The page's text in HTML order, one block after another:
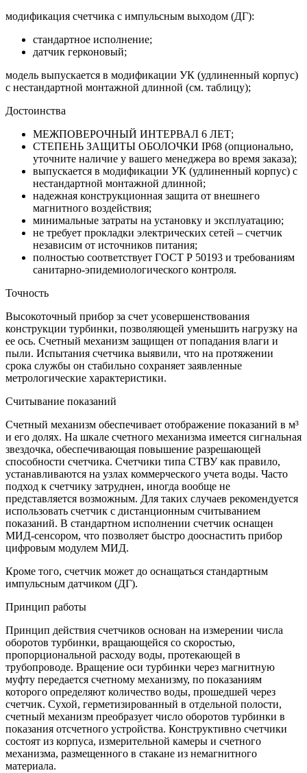
модификация счетчика с импульсным выходом (ДГ):
стандартное исполнение;
датчик герконовый;
модель выпускается в модификации УК (удлиненный корпус)
с нестандартной монтажной длинной (см. таблицу);
Достоинства
МЕЖПОВЕРОЧНЫЙ ИНТЕРВАЛ 6 ЛЕТ;
СТЕПЕНЬ ЗАЩИТЫ ОБОЛОЧКИ IP68 (опционально,
уточните наличие у вашего менеджера во время заказа);
выпускается в модификации УК (удлиненный корпус) с
нестандартной монтажной длинной;
надежная конструкционная защита от внешнего
магнитного воздействия;
минимальные затраты на установку и эксплуатацию;
не требует прокладки электрических сетей – счетчик
независим от источников питания;
полностью соответствует ГОСТ Р 50193 и требованиям
санитарно-эпидемиологического контроля.
Точность
Высокоточный прибор за счет усовершенствования
конструкции турбинки, позволяющей уменьшить нагрузку на
ее ось. Счетный механизм защищен от попадания влаги и
пыли. Испытания счетчика выявили, что на протяжении
срока службы он стабильно сохраняет заявленные
метрологические характеристики.
Считывание показаний
Счетный механизм обеспечивает отображение показаний в м³
и его долях. На шкале счетного механизма имеется сигнальная
звездочка, обеспечивающая повышение разрешающей
способности счетчика. Счетчики типа СТВУ как правило,
устанавливаются на узлах коммерческого учета воды. Часто
подход к счетчику затруднен, иногда вообще не
представляется возможным. Для таких случаев рекомендуется
использовать счетчик с дистанционным считыванием
показаний. В стандартном исполнении счетчик оснащен
МИД-сенсором, что позволяет быстро дооснастить прибор
цифровым модулем МИД.
Кроме того, счетчик может до оснащаться стандартным
импульсным датчиком (ДГ).
Принцип работы
Принцип действия счетчиков основан на измерении числа
оборотов турбинки, вращающейся со скоростью,
пропорциональной расходу воды, протекающей в
трубопроводе. Вращение оси турбинки через магнитную
муфту передается счетному механизму, по показаниям
которого определяют количество воды, прошедшей через
счетчик. Сухой, герметизированный в отдельной полости,
счетный механизм преобразует число оборотов турбинки в
показания отсчетного устройства. Конструктивно счетчики
состоят из корпуса, измерительной камеры и счетного
механизма, размещенного в стакане из немагнитного
материала.